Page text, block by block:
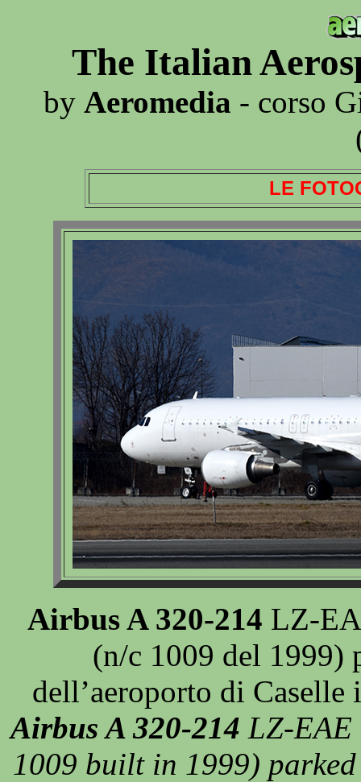
The Italian
by Aeromedia - corso
LE
Airbus A 320-214 LZ-
(n/c 1009 del 1999)
dell’aeroporto di
Airbus A 320-214 LZ-EAE
1009 built in 1999)